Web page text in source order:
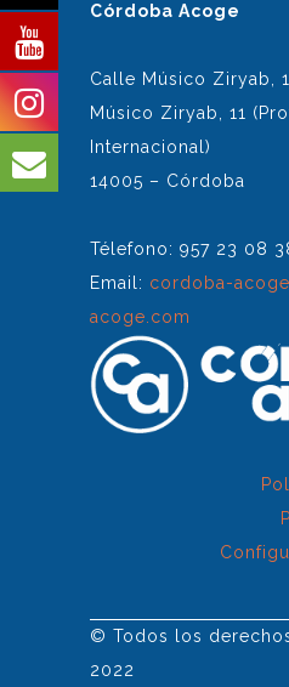
Córdoba Acoge
Calle Músico Ziryab,
Músico Ziryab, 11
Internacional)
14005 – Córdoba
Télefono: 957 23 08
Email: cordoba-
acoge.com
© Todos los
2022